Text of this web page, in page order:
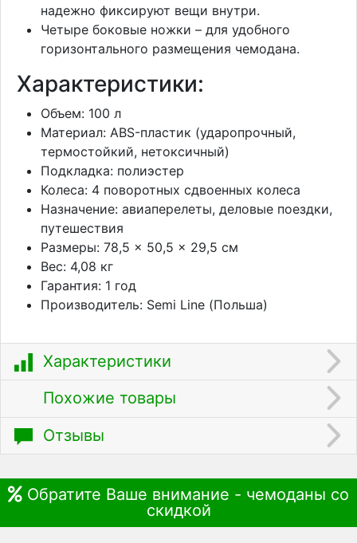
надежно фиксируют вещи внутри.
Четыре боковые ножки – для удобного
горизонтального размещения чемодана.
Характеристики:
Объем: 100 л
Материал: ABS-пластик (ударопрочный,
термостойкий, нетоксичный)
Подкладка: полиэстер
Колеса: 4 поворотных сдвоенных колеса
Назначение: авиаперелеты, деловые поездки,
путешествия
Размеры: 78,5 × 50,5 × 29,5 см
Вес: 4,08 кг
Гарантия: 1 год
Производитель: Semi Line (Польша)
Характеристики
Похожие товары
Отзывы
Обратите Ваше внимание - чемоданы со
скидкой